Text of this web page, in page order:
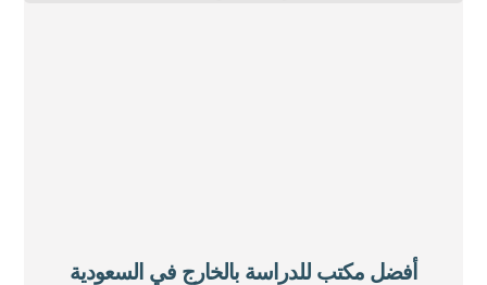
أفضل مكتب للدراسة بالخارج في السعودية